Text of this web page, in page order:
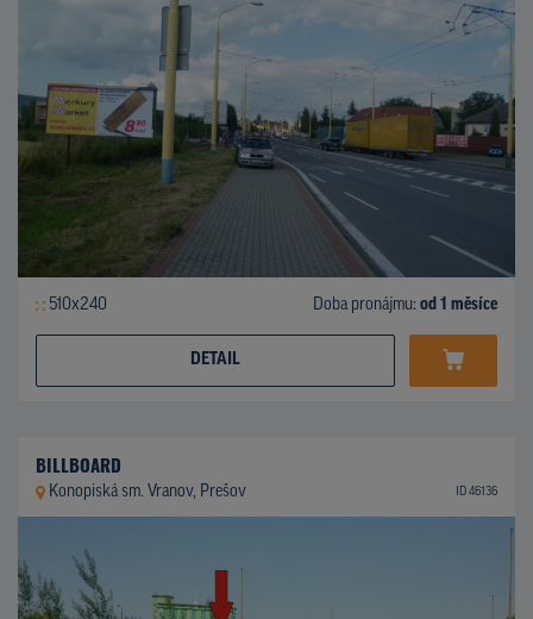
510x240 Doba pronájmu: od 1 měsíce
DETAIL
BILLBOARD
Konopiská sm. Vranov, Prešov ID 46136